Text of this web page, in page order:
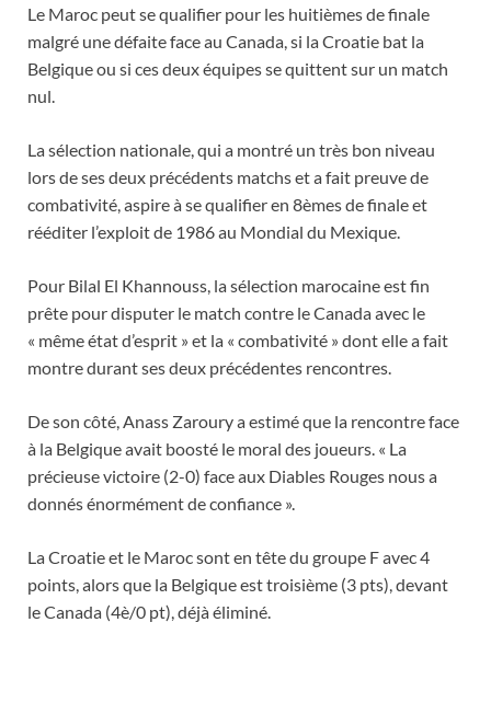
Le Maroc peut se qualifier pour les huitièmes de finale
malgré une défaite face au Canada, si la Croatie bat la
Belgique ou si ces deux équipes se quittent sur un match
nul.
La sélection nationale, qui a montré un très bon niveau
lors de ses deux précédents matchs et a fait preuve de
combativité, aspire à se qualifier en 8èmes de finale et
rééditer l’exploit de 1986 au Mondial du Mexique.
Pour Bilal El Khannouss, la sélection marocaine est fin
prête pour disputer le match contre le Canada avec le
« même état d’esprit » et la « combativité » dont elle a fait
montre durant ses deux précédentes rencontres.
De son côté, Anass Zaroury a estimé que la rencontre face
à la Belgique avait boosté le moral des joueurs. « La
précieuse victoire (2-0) face aux Diables Rouges nous a
donnés énormément de confiance ».
La Croatie et le Maroc sont en tête du groupe F avec 4
points, alors que la Belgique est troisième (3 pts), devant
le Canada (4è/0 pt), déjà éliminé.